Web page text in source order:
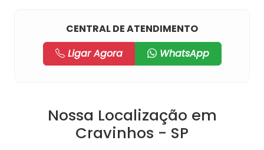
CENTRAL DE ATENDIMENTO
Ligar Agora
WhatsApp
Nossa Localização em
Cravinhos - SP